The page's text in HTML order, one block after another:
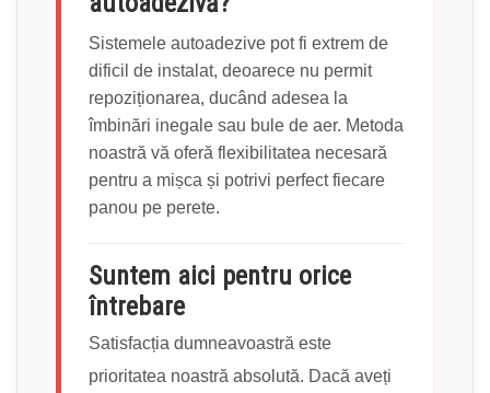
Sistemele autoadezive pot fi extrem de
dificil de instalat, deoarece nu permit
repoziționarea, ducând adesea la
îmbinări inegale sau bule de aer. Metoda
noastră vă oferă flexibilitatea necesară
pentru a mișca și potrivi perfect fiecare
panou pe perete.
Suntem aici pentru orice
întrebare
Satisfacția dumneavoastră este
prioritatea noastră absolută. Dacă aveți